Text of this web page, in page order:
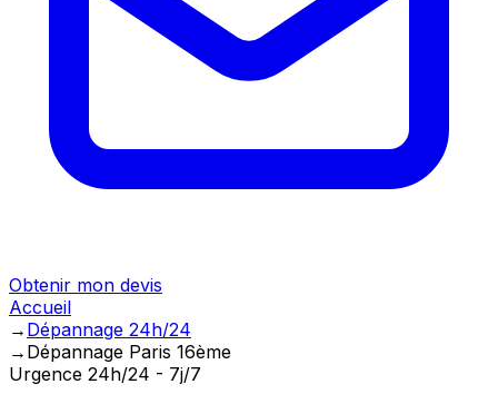
Obtenir mon devis
Accueil
→ Dépannage 24h/24
→ Dépannage Paris 16ème
Urgence 24h/24 - 7j/7